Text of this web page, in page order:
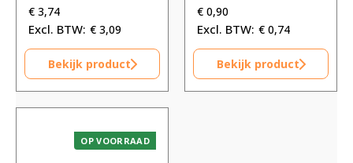
€ 3,74
€ 3,09
Bekijk product
€ 0,90
€ 0,74
Bekijk product
OP VOORRAAD